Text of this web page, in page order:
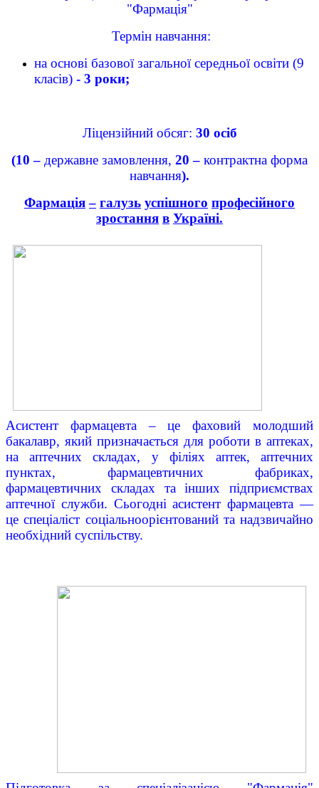
"Фармація"
Термін навчання:
на основі базової загальної середньої освіти (9
класів) - 3 роки;
Ліцензійний обсяг: 30 осіб
(10 – державне замовлення, 20 – контрактна форма
навчання).
Фармація – галузь успішного професійного
зростання в Україні.
Асистент фармацевта – це фаховий молодший
бакалавр, який призначається для роботи в аптеках,
на аптечних складах, у філіях аптек, аптечних
пунктах, фармацевтичних фабриках,
фармацевтичних складах та інших підприємствах
аптечної служби. Сьогодні асистент фармацевта —
це спеціаліст соціальноорієнтований та надзвичайно
необхідний суспільству.